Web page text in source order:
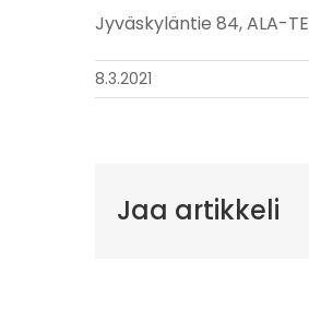
Jyväskyläntie 84, ALA-
8.3.2021
Jaa artikkeli